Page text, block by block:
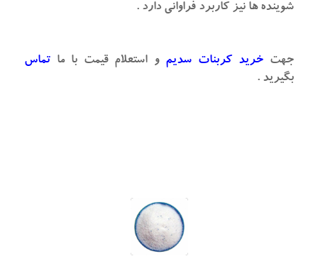
شوینده ها نیز کاربرد فراوانی دارد .
جهت خرید کربنات سدیم و استعلام قیمت با ماتماس
بگیرید .